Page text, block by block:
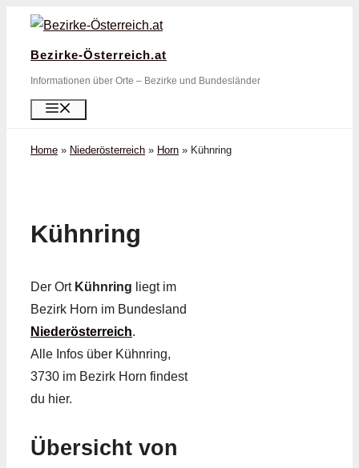
Zum
springen
Bezirke-Österreich.at
Informationen über Orte – Bezirke und Bundesländer
Home » Niederösterreich » Horn » Kühnring
Kühnring
Der Ort Kühnring liegt im
Bezirk Horn im Bundesland
Niederösterreich.
Alle Infos über Kühnring,
3730 im Bezirk Horn findest
du hier.
Übersicht von